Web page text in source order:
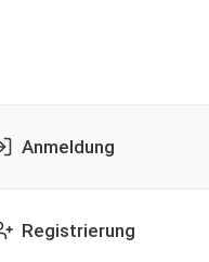
Anmeldung
Registrierung